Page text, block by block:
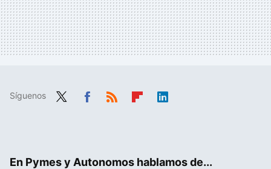
Síguenos
En Pymes y Autonomos hablamos de...